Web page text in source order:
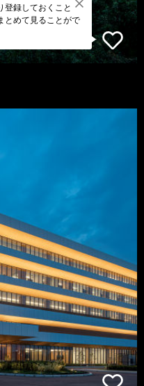
登録しておくこと
とめて見ることがで